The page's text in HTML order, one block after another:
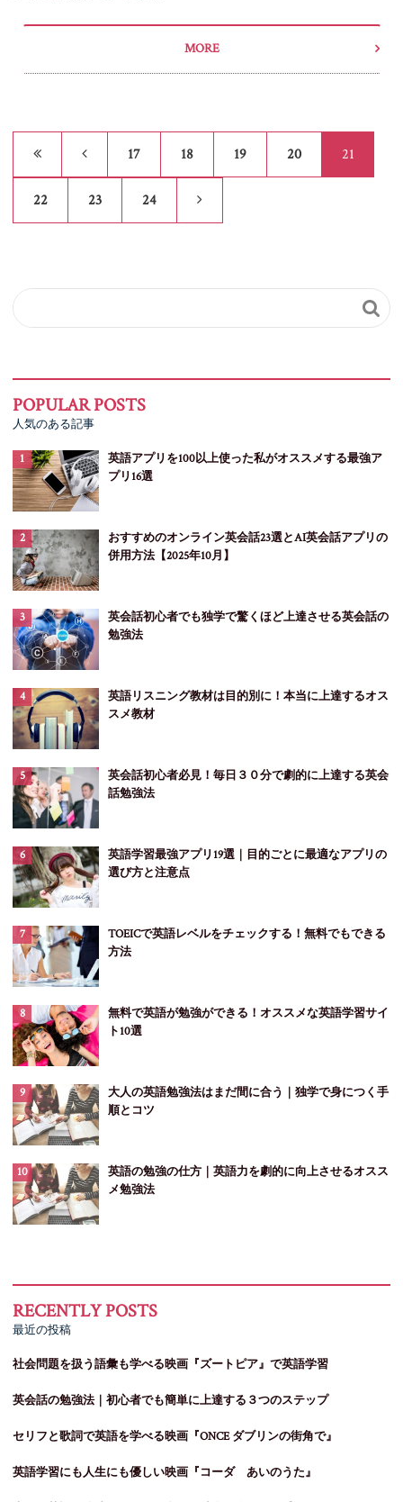
MORE
17 18 19 20 21
22 23 24

人気のある記事
英語アプリを100以上使った私がオススメする最強ア
プリ16選
おすすめのオンライン英会話23選とAI英会話アプリの
併用方法【2025年10月】
英会話初心者でも独学で驚くほど上達させる英会話の
勉強法
英語リスニング教材は目的別に！本当に上達するオス
スメ教材
英会話初心者必見！毎日３０分で劇的に上達する英会
話勉強法
英語学習最強アプリ19選｜目的ごとに最適なアプリの
選び方と注意点
TOEICで英語レベルをチェックする！無料でもできる
方法
無料で英語が勉強ができる！オススメな英語学習サイ
ト10選
大人の英語勉強法はまだ間に合う｜独学で身につく手
順とコツ
英語の勉強の仕方｜英語力を劇的に向上させるオスス
メ勉強法
最近の投稿
社会問題を扱う語彙も学べる映画『ズートピア』で英語学習
英会話の勉強法｜初心者でも簡単に上達する３つのステップ
セリフと歌詞で英語を学べる映画『ONCE ダブリンの街角で』
英語学習にも人生にも優しい映画『コーダ あいのうた』